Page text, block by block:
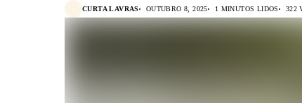
CURTA LAVRAS OUTUBRO 8, 2025 1 MINUTOS LIDOS 322